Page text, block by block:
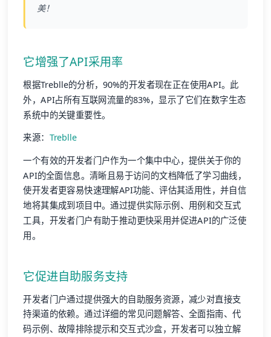
美！
它增强了API采用率
根据Treblle的分析，90%的开发者现在正在使用API。此
外，API占所有互联网流量的83%，显示了它们在数字生态
系统中的关键重要性。
来源： Treblle
一个有效的开发者门户作为一个集中中心，提供关于你的
API的全面信息。清晰且易于访问的文档降低了学习曲线，
使开发者更容易快速理解API功能、评估其适用性，并自信
地将其集成到项目中。通过提供实际示例、用例和交互式
工具，开发者门户有助于推动更快采用并促进API的广泛使
用。
它促进自助服务支持
开发者门户通过提供强大的自助服务资源，减少对直接支
持渠道的依赖。通过详细的常见问题解答、全面指南、代
码示例、故障排除提示和交互式沙盒，开发者可以独立解